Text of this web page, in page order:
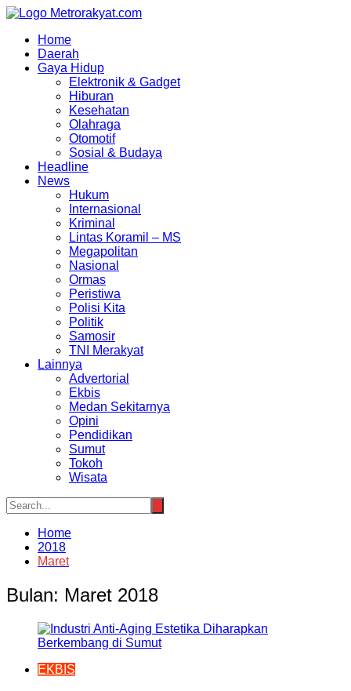
Skip
contentHome
Daerah
Gaya Hidup
Elektronik & Gadget
Hiburan
Kesehatan
Olahraga
Otomotif
Sosial & Budaya
Headline
News
Hukum
Internasional
Kriminal
Lintas Koramil – MS
Megapolitan
Nasional
Ormas
Peristiwa
Polisi Kita
Politik
Samosir
TNI Merakyat
Lainnya
Advertorial
Ekbis
Medan Sekitarnya
Opini
Pendidikan
Sumut
Tokoh
Wisata
Home
2018
Maret
Bulan: Maret 2018
EKBIS